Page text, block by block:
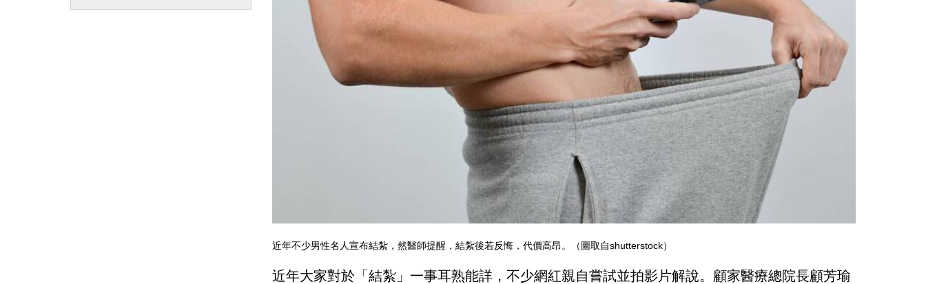
近年不少男性名人宣布結紮，然醫師提醒，結紮後若反悔，代價高昂。（圖取自shutterstock）
近年大家對於「結紮」一事耳熟能詳，不少網紅親自嘗試並拍影片解說。顧家醫療總院長顧芳瑜